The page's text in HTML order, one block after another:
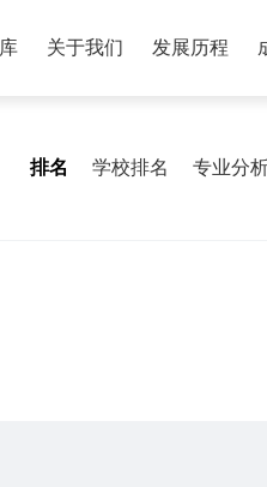
关于我们 发展历程
排名 学校排名 专业分